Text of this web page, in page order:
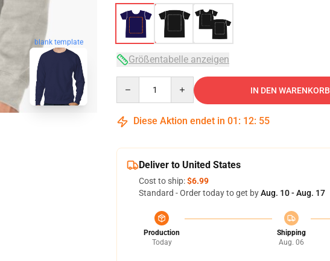
blank template
Größentabelle anzeigen
IN DEN WARENKORB
Diese Aktion endet in 01 : 12: 54
Deliver to United States
Cost to ship:$6.99
Standard - Order today to get byAug. 10 - Aug. 17
Production
Today
Shipping
Aug. 06